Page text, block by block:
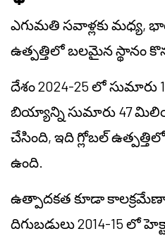
ఎగుమతి సవాళ్లకు మధ్య,
ఉత్పత్తిలో బలమైన స్థానం
దేశం 2024-25 లో
బియ్యాన్ని సుమారు 47
చేసింది, ఇది గ్లోబల్
ఉంది.
ఉత్పాదకత కూడా కాలక్రమేణా
దిగుబడులు 2014-15 లో